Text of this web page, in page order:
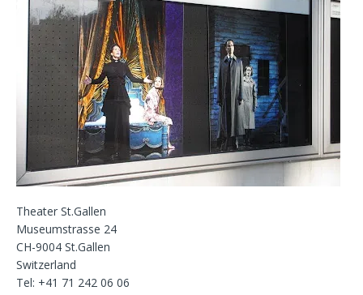
Theater St.Gallen
Museumstrasse 24
CH-9004 St.Gallen
Switzerland
Tel: +41 71 242 06 06